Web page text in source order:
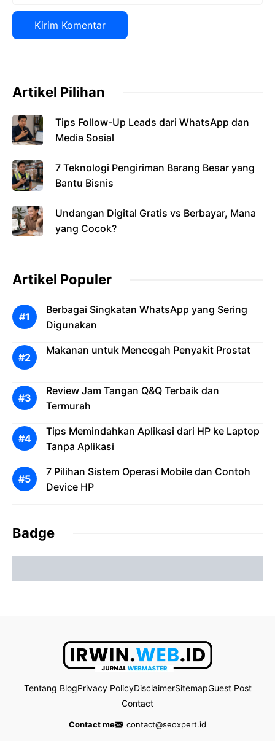
Artikel Pilihan
Tips Follow-Up Leads dari WhatsApp dan
Media Sosial
7 Teknologi Pengiriman Barang Besar yang
Bantu Bisnis
Undangan Digital Gratis vs Berbayar, Mana
yang Cocok?
Artikel Populer
Berbagai Singkatan WhatsApp yang Sering
Digunakan
Makanan untuk Mencegah Penyakit Prostat
Review Jam Tangan Q&Q Terbaik dan
Termurah
Tips Memindahkan Aplikasi dari HP ke Laptop
Tanpa Aplikasi
7 Pilihan Sistem Operasi Mobile dan Contoh
Device HP
Badge
Tentang BlogPrivacy PolicyDisclaimerSitemapGuest Post
Contact
Contact me contact@seoxpert.id